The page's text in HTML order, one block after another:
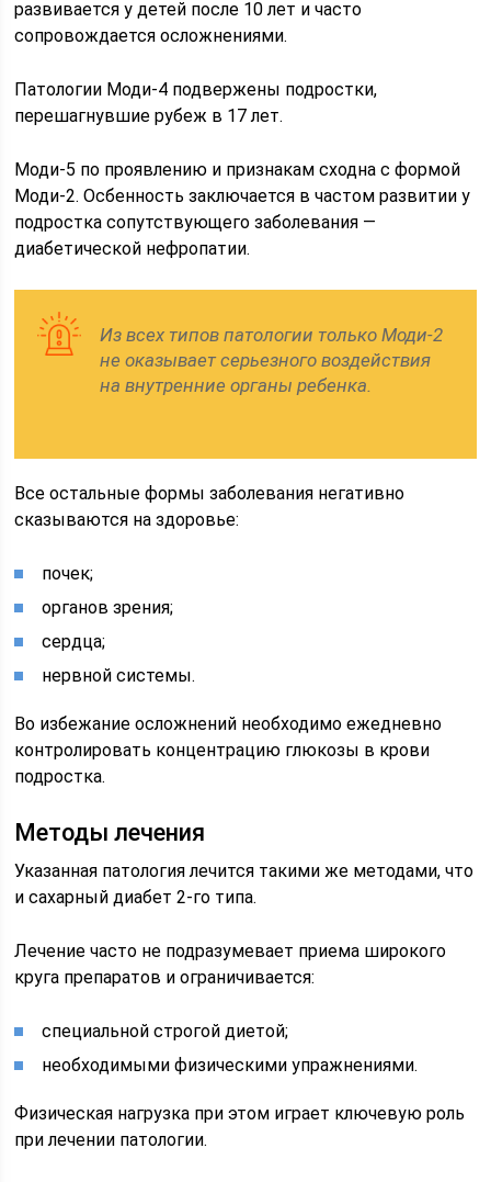
развивается у детей после 10 лет и часто
сопровождается осложнениями.
Патологии Моди-4 подвержены подростки,
перешагнувшие рубеж в 17 лет.
Моди-5 по проявлению и признакам сходна с формой
Моди-2. Осбенность заключается в частом развитии у
подростка сопутствующего заболевания —
диабетической нефропатии.
Из всех типов патологии только Моди-2
не оказывает серьезного воздействия
на внутренние органы ребенка.
Все остальные формы заболевания негативно
сказываются на здоровье:
почек;
органов зрения;
сердца;
нервной системы.
Во избежание осложнений необходимо ежедневно
контролировать концентрацию глюкозы в крови
подростка.
Методы лечения
Указанная патология лечится такими же методами, что
и сахарный диабет 2-го типа.
Лечение часто не подразумевает приема широкого
круга препаратов и ограничивается:
специальной строгой диетой;
необходимыми физическими упражнениями.
Физическая нагрузка при этом играет ключевую роль
при лечении патологии.